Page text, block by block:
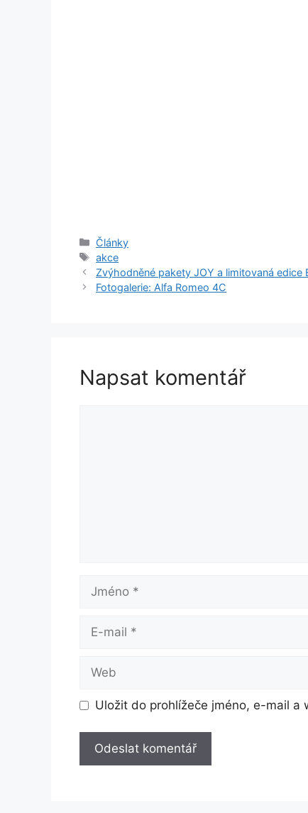
Rubriky
Články
Štítky
akce
Zvýhodněné pakety JOY a limitovaná edice
Fotogalerie: Alfa Romeo 4C
Napsat komentář
Jméno
mail
Uložit do prohlížeče jméno, e-mail a